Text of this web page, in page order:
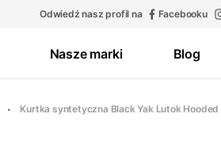
Odwiedź nasz profil na Facebooku
Nasze marki Blog
Kurtka syntetyczna Black Yak Lutok